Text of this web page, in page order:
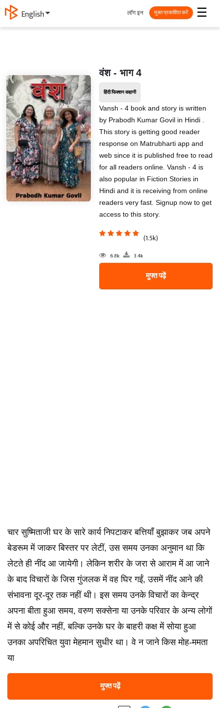
English ☰
लॉग इन मुक्त प्रकाशित करें
वंश - भाग 4
हिंदी फिक्शन कहानी
Vansh - 4 book and story is written
by Prabodh Kumar Govil in Hindi .
This story is getting good reader
response on Matrubharti app and
web since it is published free to read
for all readers online. Vansh - 4 is
also popular in Fiction Stories in
Hindi and it is receiving from online
readers very fast. Signup now to get
access to this story.
(1.5k)
6.8k 3.4k
मुफ्त पढ़ें
चार सुष्मिताजी घर के सारे कार्य निपटाकर बत्तियाँ बुझाकर जब अपने
बेडरूम में जाकर बिस्तर पर लेटीं, उस समय उनका अनुमान था कि
लेटते ही नींद आ जायेगी। लेकिन शरीर के जरा से आराम में आ जाने
के बाद विचारों के जिस गुंजलक में वह घिर गईं, उसमें नींद आने की
संभावना दूर-दूर तक नहीं थी। इस समय उनके विचारों का केन्द्र
अपना बीता हुआ समय, वरुण सक्सेना या उनके परिवार के अन्य लोगों
में से कोई और नहीं, बल्कि उनके घर के बाहरी कक्ष में सोया हुआ
उनका अपरिचित युवा मेहमान सुधीर था। वे न जाने किस मोह-ममता
या
मुफ्त पढ़ें